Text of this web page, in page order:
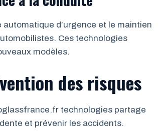
d’urgence et le maintien
Ces technologies
modèles.
des risques
technologies partage
et prévenir les accidents.